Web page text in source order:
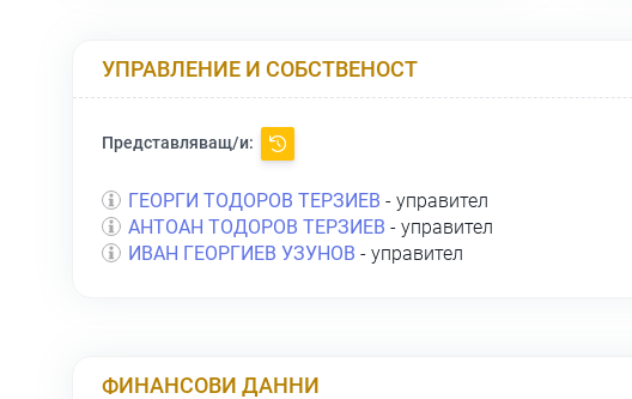
УПРАВЛЕНИЕ И СОБСТВЕНОСТ
Представляващ/и:
ГЕОРГИ ТОДОРОВ ТЕРЗИЕВ - управител
АНТОАН ТОДОРОВ ТЕРЗИЕВ - управител
ИВАН ГЕОРГИЕВ УЗУНОВ - управител
ФИНАНСОВИ ДАННИ